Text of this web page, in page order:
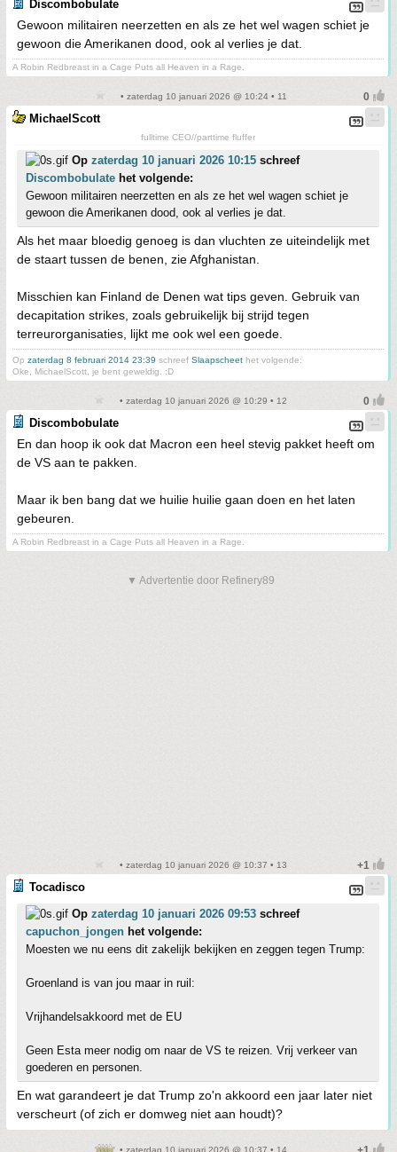
Discombobulate
Gewoon militairen neerzetten en als ze het wel wagen schiet je
gewoon die Amerikanen dood, ook al verlies je dat.
A Robin Redbreast in a Cage Puts all Heaven in a Rage.
• zaterdag 10 januari 2026 @ 10:24 • 11
MichaelScott
fulltime CEO//parttime fluffer
Op zaterdag 10 januari 2026 10:15 schreef
Discombobulate het volgende:
Gewoon militairen neerzetten en als ze het wel wagen schiet je
gewoon die Amerikanen dood, ook al verlies je dat.
Als het maar bloedig genoeg is dan vluchten ze uiteindelijk met
de staart tussen de benen, zie Afghanistan.
Misschien kan Finland de Denen wat tips geven. Gebruik van
decapitation strikes, zoals gebruikelijk bij strijd tegen
terreurorganisaties, lijkt me ook wel een goede.
Op zaterdag 8 februari 2014 23:39 schreef Slaapscheet het volgende:
Oke, MichaelScott, je bent geweldig. :D
• zaterdag 10 januari 2026 @ 10:29 • 12
Discombobulate
En dan hoop ik ook dat Macron een heel stevig pakket heeft om
de VS aan te pakken.
Maar ik ben bang dat we huilie huilie gaan doen en het laten
gebeuren.
A Robin Redbreast in a Cage Puts all Heaven in a Rage.
▼ Advertentie door Refinery89
• zaterdag 10 januari 2026 @ 10:37 • 13
Tocadisco
Op zaterdag 10 januari 2026 09:53 schreef
capuchon_jongen het volgende:
Moesten we nu eens dit zakelijk bekijken en zeggen tegen Trump:
Groenland is van jou maar in ruil:
Vrijhandelsakkoord met de EU
Geen Esta meer nodig om naar de VS te reizen. Vrij verkeer van
goederen en personen.
En wat garandeert je dat Trump zo'n akkoord een jaar later niet
verscheurt (of zich er domweg niet aan houdt)?
• zaterdag 10 januari 2026 @ 10:37 • 14